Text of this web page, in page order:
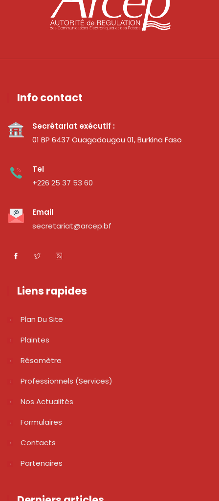
Info contact
Secrétariat exécutif :
01 BP 6437 Ouagadougou 01, Burkina Faso
Tel
+226 25 37 53 60
Email
secretariat@arcep.bf
Liens rapides
Plan Du Site
Plaintes
Résomètre
Professionnels (services)
Nos Actualités
Formulaires
Contacts
Partenaires